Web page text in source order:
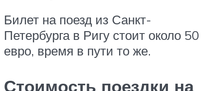
Билет на поезд из Санкт-
Петербурга в Ригу стоит около 50
евро, время в пути то же.
Стоимость поездки на